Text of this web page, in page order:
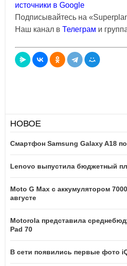
источники в Google
Подписывайтесь на
Наш канал в Телеграм и
НОВОЕ
Смартфон Samsung Galaxy A18
Lenovo выпустила бюджетный
Moto G Max с аккумулятором
августе
Motorola представила
Pad 70
В сети появились первые фото